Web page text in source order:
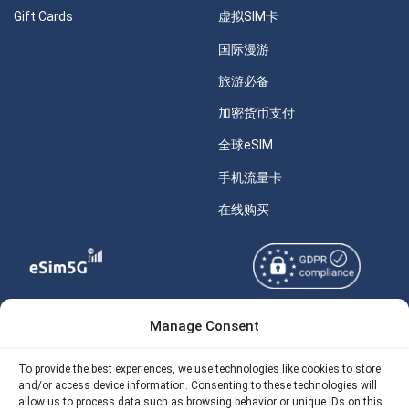
Manage Consent
To provide the best experiences, we use technologies like cookies to store
and/or access device information. Consenting to these technologies will
allow us to process data such as browsing behavior or unique IDs on this
Gift Cards 虚拟SIM卡
国际漫游
旅游必备
加密货币支付
全球eSIM
手机流量卡
在线购买
Your Tickets
免费eSIM流量计算器
Copyright © 2026
使用条款